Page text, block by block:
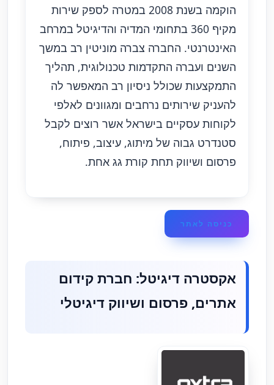
הוקמה בשנת 2008 במטרה לספק שירות
מקיף 360 בתחומי המדיה והדיגיטל במרחב
האינטרנטי. החברה צברה מוניטין רב במשך
השנים ועברה התקדמות טכנולוגית, תהליך
התמקצעות שכולל ניסיון רב המאפשר לה
להעניק שירותים נרחבים ומגוונים לאלפי
לקוחות עסקיים בישראל אשר רוצים לקבל
סטנדרט גבוה של מיתוג, עיצוב, פיתוח,
פרסום ושיווק תחת קורת גג אחת.
כניסה לאתר
אקסטרה דיגיטל: חברת קידום
אתרים, פרסום ושיווק דיגיטלי